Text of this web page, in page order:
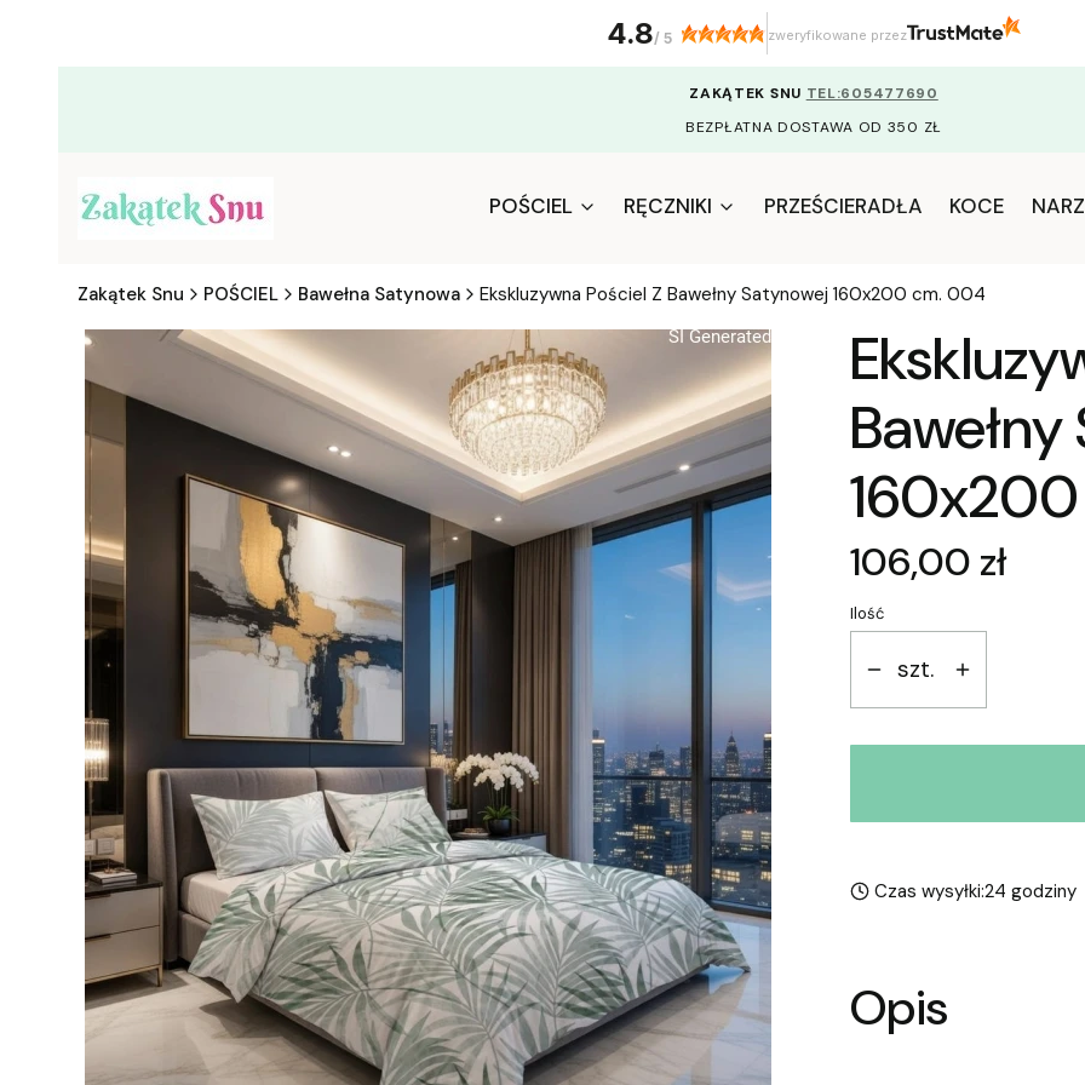
ZAKĄTEK SNU TEL:605477690
BEZPŁATNA DOSTAWA OD 350 ZŁ
POŚCIEL RĘCZNIKI PRZEŚCIERADŁA KOCE
Zakątek Snu POŚCIEL Bawełna Satynowa Ekskluzywna Pościel Z Bawełny Satynowej 160x200 cm. 004
Cena
106,00 zł
Ilość
szt.
Czas wysyłki:24 godziny
Opis
4.8/ 5 zweryfikowane przez